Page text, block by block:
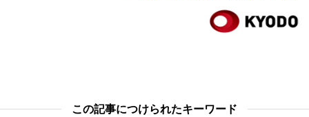
この記事につけられたキーワード